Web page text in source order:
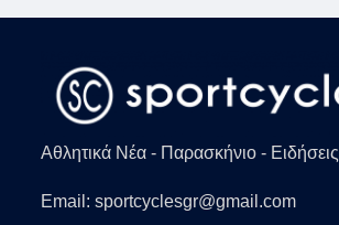
Αθλητικά Νέα - Παρασκήνιο - Ειδήσεις
Email: sportcyclesgr@gmail.com